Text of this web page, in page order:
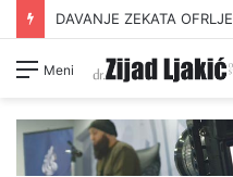
DAVANJE ZEKATA OFRLJE
Meni